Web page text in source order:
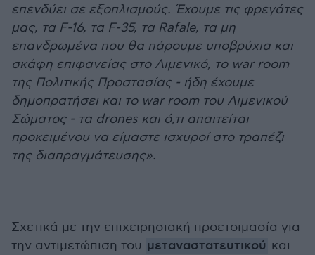
επενδύει σε εξοπλισμούς. Έχουμε τις φρεγάτες
μας, τα F-16, τα F-35, τα Rafale, τα μη
επανδρωμένα που θα πάρουμε υποβρύχια και
σκάφη επιφανείας στο Λιμενικό, το war room
της Πολιτικής Προστασίας - ήδη έχουμε
δημοπρατήσει και το war room του Λιμενικού
Σώματος - τα drones και ό,τι απαιτείται
προκειμένου να είμαστε ισχυροί στο τραπέζι
της διαπραγμάτευσης».
Σχετικά με την επιχειρησιακή προετοιμασία για
την αντιμετώπιση του μεταναστατευτικού και